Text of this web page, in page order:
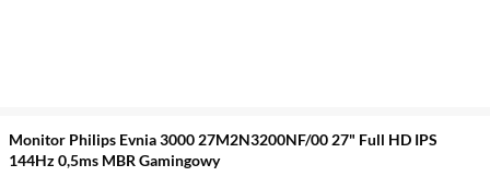
Monitor Philips Evnia 3000 27M2N3200NF/00 27" Full HD IPS
144Hz 0,5ms MBR Gamingowy